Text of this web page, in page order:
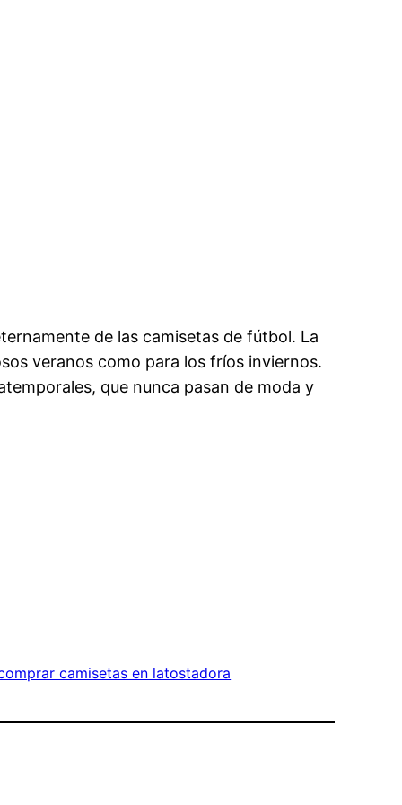
de las camisetas de fútbol. La
veranos como para los fríos inviernos.
que nunca pasan de moda y
camisetas en latostadora